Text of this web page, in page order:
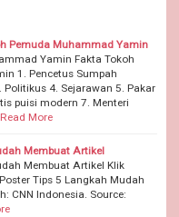
Pemuda Muhammad Yamin
Yamin Fakta Tokoh
1. Pencetus Sumpah
4. Sejarawan 5. Pakar
puisi modern 7. Menteri
Read More
Membuat Artikel
Membuat Artikel Klik
Tips 5 Langkah Mudah
CNN Indonesia. Source: